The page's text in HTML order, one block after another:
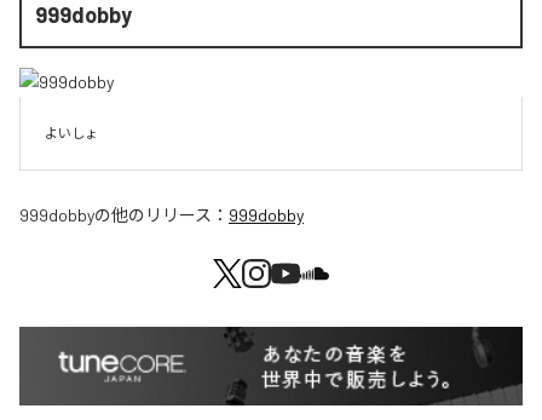
999dobby
よいしょ
999dobbyの他のリリース： 999dobby